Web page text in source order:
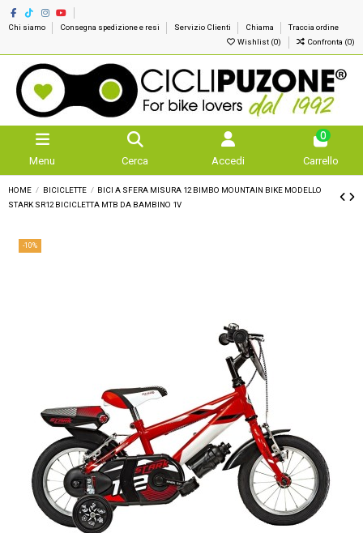
Chi siamo Consegna spedizione e resi Servizio Clienti Chiama
Traccia ordine
Wishlist (0) Confronta (0)
Menu Cerca Accedi
0
Carrello
HOME BICICLETTE
BICI A SFERA MISURA 12 BIMBO MOUNTAIN BIKE MODELLO
STARK SR12 BICICLETTA MTB DA BAMBINO 1V
-10%